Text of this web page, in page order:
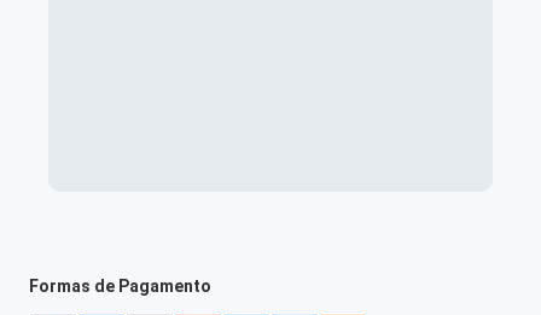
Formas de Pagamento